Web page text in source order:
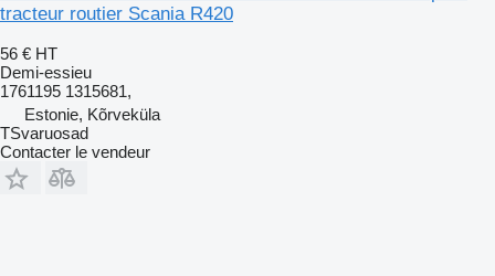
tracteur routier Scania R420
56 € HT
Demi-essieu
1761195 1315681,
Estonie, Kõrveküla
TSvaruosad
Contacter le vendeur